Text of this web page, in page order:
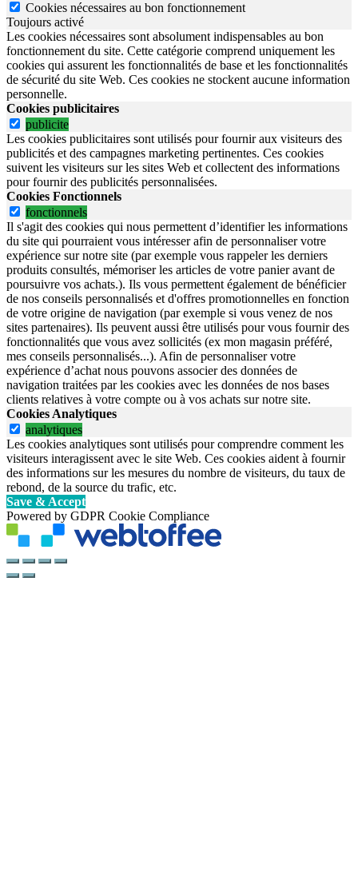
Cookies nécessaires au bon fonctionnement
Toujours activé
Les cookies nécessaires sont absolument indispensables au bon
fonctionnement du site. Cette catégorie comprend uniquement les
cookies qui assurent les fonctionnalités de base et les fonctionnalités
de sécurité du site Web. Ces cookies ne stockent aucune information
personnelle.
Cookies publicitaires
publicite
Les cookies publicitaires sont utilisés pour fournir aux visiteurs des
publicités et des campagnes marketing pertinentes. Ces cookies
suivent les visiteurs sur les sites Web et collectent des informations
pour fournir des publicités personnalisées.
Cookies Fonctionnels
fonctionnels
Il s'agit des cookies qui nous permettent d’identifier les informations
du site qui pourraient vous intéresser afin de personnaliser votre
expérience sur notre site (par exemple vous rappeler les derniers
produits consultés, mémoriser les articles de votre panier avant de
poursuivre vos achats.). Ils vous permettent également de bénéficier
de nos conseils personnalisés et d'offres promotionnelles en fonction
de votre origine de navigation (par exemple si vous venez de nos
sites partenaires). Ils peuvent aussi être utilisés pour vous fournir des
fonctionnalités que vous avez sollicités (ex mon magasin préféré,
mes conseils personnalisés...). Afin de personnaliser votre
expérience d’achat nous pouvons associer des données de
navigation traitées par les cookies avec les données de nos bases
clients relatives à votre compte ou à vos achats sur notre site.
Cookies Analytiques
analytiques
Les cookies analytiques sont utilisés pour comprendre comment les
visiteurs interagissent avec le site Web. Ces cookies aident à fournir
des informations sur les mesures du nombre de visiteurs, du taux de
rebond, de la source du trafic, etc.
Save & Accept
Powered by GDPR Cookie Compliance